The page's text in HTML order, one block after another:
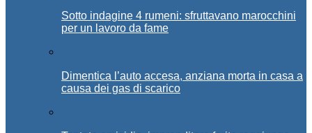
Sotto indagine 4 rumeni: sfruttavano marocchini
per un lavoro da fame
Dimentica l’auto accesa, anziana morta in casa a
causa dei gas di scarico